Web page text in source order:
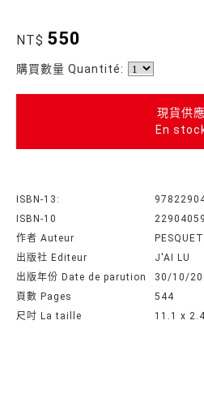
NT$ 550
購買數量 Quantité:
現貨供應
En
ISBN-13:
ISBN-10
作者 Auteur
出版社 Editeur
J'AI LU
出版年份 Date de parution
30/10/
頁數 Pages
544
尺吋 La taille
11.1 x